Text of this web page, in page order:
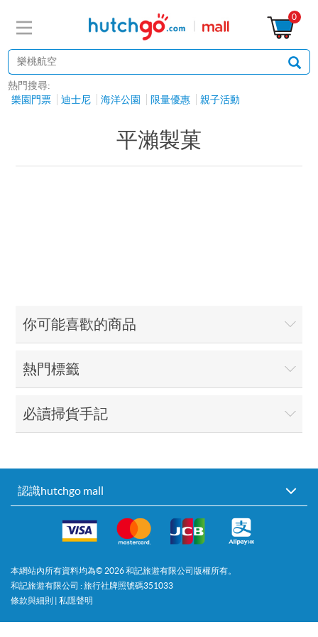
0
熱門搜尋:
樂園門票
迪士尼 海洋公園 限量優惠 親子活動
平瀨製菓
你可能喜歡的商品
熱門標籤
必讀掃貨手記
認識hutchgo mall
本網站內所有資料均為© 2026和記旅遊有限公司版權所有。
和記旅遊有限公司 : 旅行社牌照號碼351033
條款與細則 | 私隱聲明